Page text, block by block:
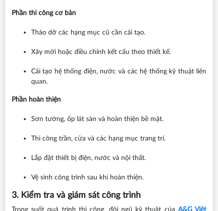
Phần thi công cơ bản
Tháo dỡ các hạng mục cũ cần cải tạo.
Xây mới hoặc điều chỉnh kết cấu theo thiết kế.
Cải tạo hệ thống điện, nước và các hệ thống kỹ thuật liên
quan.
Phần hoàn thiện
Sơn tường, ốp lát sàn và hoàn thiện bề mặt.
Thi công trần, cửa và các hạng mục trang trí.
Lắp đặt thiết bị điện, nước và nội thất.
Vệ sinh công trình sau khi hoàn thiện.
3. Kiểm tra và giám sát công trình